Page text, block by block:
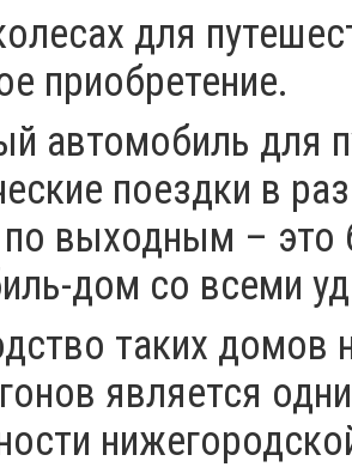
для
приобретение.
автомобиль для
поездки в
по выходным –
дом со всеми
таких домов
является